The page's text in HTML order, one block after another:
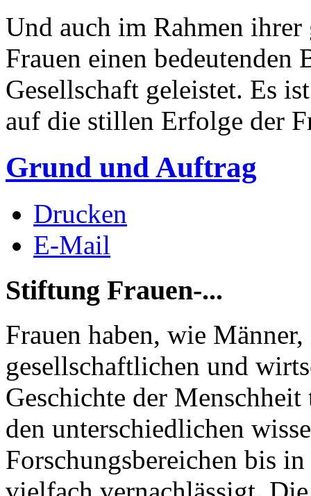
Und auch im Rahmen
Frauen einen
Gesellschaft geleistet. Es
auf die stillen Erfolge der
Grund und Auftrag
Drucken
E-Mail
Stiftung Frauen-...
Frauen haben, wie
gesellschaftlichen und
Geschichte der
den unterschiedlichen
Forschungsbereichen bis